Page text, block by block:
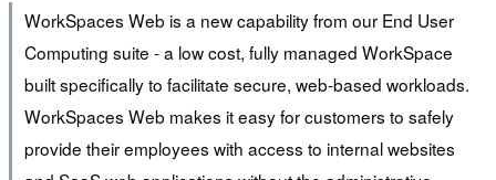
WorkSpaces Web is a new capability from our End User
Computing suite - a low cost, fully managed WorkSpace
built specifically to facilitate secure, web-based workloads.
WorkSpaces Web makes it easy for customers to safely
provide their employees with access to internal websites